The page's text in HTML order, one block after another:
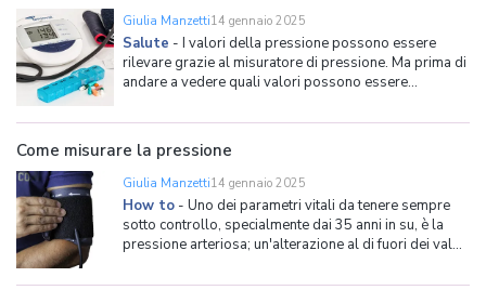
Giulia Manzetti14 gennaio 2025
Salute - I valori della pressione possono essere
rilevare grazie al misuratore di pressione. Ma prima di
andare a vedere quali valori possono essere
è bene dare una definizione della pressione stessa.
Innanzitutto va detto che quando si sente parlare
Come misurare la pressione
Giulia Manzetti14 gennaio 2025
How to - Uno dei parametri vitali da tenere sempre
sotto controllo, specialmente dai 35 anni in su, è la
pressione arteriosa; un'alterazione al di fuori dei valori
diversa natura, la maggior parte dei quali